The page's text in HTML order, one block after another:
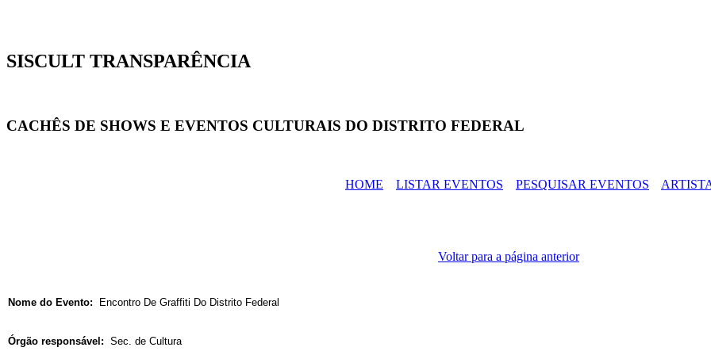
SISCULT TRANSPARÊNCIA
CACHÊS DE SHOWS E EVENTOS CULTURAIS DO DISTRITO FEDERAL
HOME LISTAR EVENTOS PESQUISAR EVENTOS
Voltar para a página anterior
Nome do Evento: Encontro De Graffiti Do Distrito Federal
Órgão responsável: Sec. de Cultura